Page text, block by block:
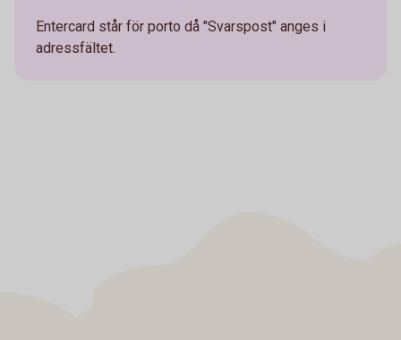
Entercard står för porto då "Svarspost" anges i
adressfältet.